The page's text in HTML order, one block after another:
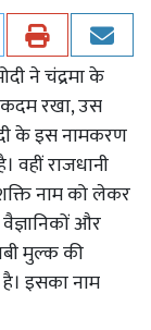
ने चंद्रमा के
कदम रखा, उस
के इस नामकरण
वहीं राजधानी
नाम को लेकर
और
मुल्क की
इसका नाम